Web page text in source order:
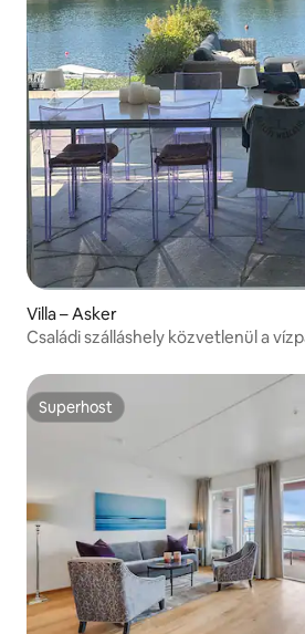
Villa – Asker
Családi szálláshely közvetlenül a
Superhost
Superhost